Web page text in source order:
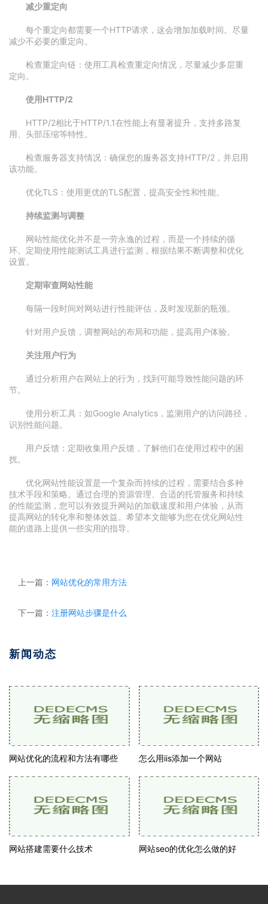
减少重定向
每个重定向都需要一个HTTP请求，这会增加加载时间。尽量
减少不必要的重定向。
检查重定向链：使用工具检查重定向情况，尽量减少多层重
定向。
使用HTTP/2
HTTP/2相比于HTTP/1.1在性能上有显著提升，支持多路复
用、头部压缩等特性。
检查服务器支持情况：确保您的服务器支持HTTP/2，并启用
该功能。
优化TLS：使用更优的TLS配置，提高安全性和性能。
持续监测与调整
网站性能优化并不是一劳永逸的过程，而是一个持续的循
环。定期使用性能测试工具进行监测，根据结果不断调整和优化
设置。
定期审查网站性能
每隔一段时间对网站进行性能评估，及时发现新的瓶颈。
针对用户反馈，调整网站的布局和功能，提高用户体验。
关注用户行为
通过分析用户在网站上的行为，找到可能导致性能问题的环
节。
使用分析工具：如Google Analytics，监测用户的访问路径，
识别性能问题。
用户反馈：定期收集用户反馈，了解他们在使用过程中的困
扰。
优化网站性能设置是一个复杂而持续的过程，需要结合多种
技术手段和策略。通过合理的资源管理、合适的托管服务和持续
的性能监测，您可以有效提升网站的加载速度和用户体验，从而
提高网站的转化率和整体效益。希望本文能够为您在优化网站性
能的道路上提供一些实用的指导。
上一篇： 网站优化的常用方法
下一篇： 注册网站步骤是什么
新闻动态
网站优化的流程和方法有哪些 怎么用iis添加一个网站
网站搭建需要什么技术 网站seo的优化怎么做的好